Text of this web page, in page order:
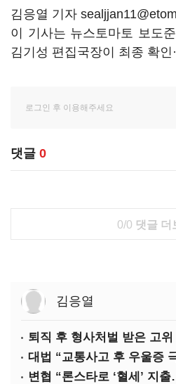
김응열 기자
이 기사는 뉴스토마토 보도
김기성 편집국장이 최종 확인
댓글 0
0/0 댓글 더
김응열
변협 “론스타로 ‘혈세’ 지